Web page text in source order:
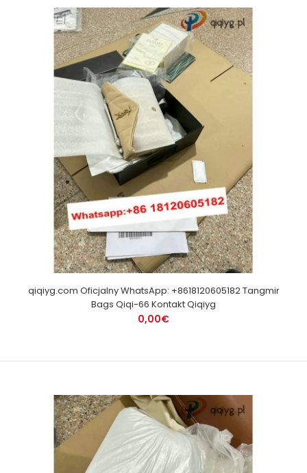
qiqiyg.com Oficjalny WhatsApp: +8618120605182 Tangmir
Bags Qiqi-66 Kontakt Qiqiyg
0,00€